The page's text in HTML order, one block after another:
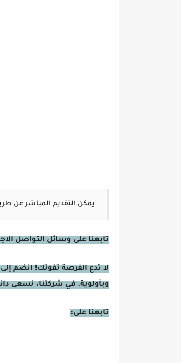
يمكن التقديم المباشر عن
تابعنا على وسائل التواصل
لا تدع الفرصة تفوتك! انضم
وبأولوية. في شركتنا، نسعى
تابعنا على: